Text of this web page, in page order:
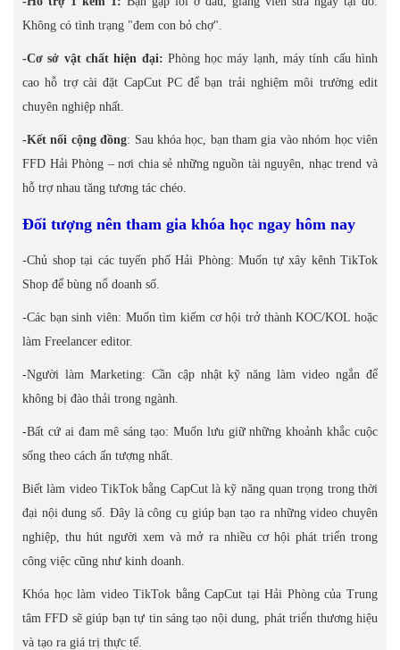
Không có tình trạng "đem con bỏ chợ".
-Cơ sở vật chất hiện đại: Phòng học máy lạnh, máy tính cấu hình
cao hỗ trợ cài đặt CapCut PC để bạn trải nghiệm môi trường edit
chuyên nghiệp nhất.
-Kết nối cộng đồng: Sau khóa học, bạn tham gia vào nhóm học viên
FFD Hải Phòng – nơi chia sẻ những nguồn tài nguyên, nhạc trend và
hỗ trợ nhau tăng tương tác chéo.
Đối tượng nên tham gia khóa học ngay hôm nay
-Chủ shop tại các tuyến phố Hải Phòng: Muốn tự xây kênh TikTok
Shop để bùng nổ doanh số.
-Các bạn sinh viên: Muốn tìm kiếm cơ hội trở thành KOC/KOL hoặc
làm Freelancer editor.
-Người làm Marketing: Cần cập nhật kỹ năng làm video ngắn để
không bị đào thải trong ngành.
-Bất cứ ai đam mê sáng tạo: Muốn lưu giữ những khoảnh khắc cuộc
sống theo cách ấn tượng nhất.
Biết làm video TikTok bằng CapCut là kỹ năng quan trọng trong thời
đại nội dung số. Đây là công cụ giúp bạn tạo ra những video chuyên
nghiệp, thu hút người xem và mở ra nhiều cơ hội phát triển trong
công việc cũng như kinh doanh.
Khóa học làm video TikTok bằng CapCut tại Hải Phòng của Trung
tâm FFD sẽ giúp bạn tự tin sáng tạo nội dung, phát triển thương hiệu
và tạo ra giá trị thực tế.